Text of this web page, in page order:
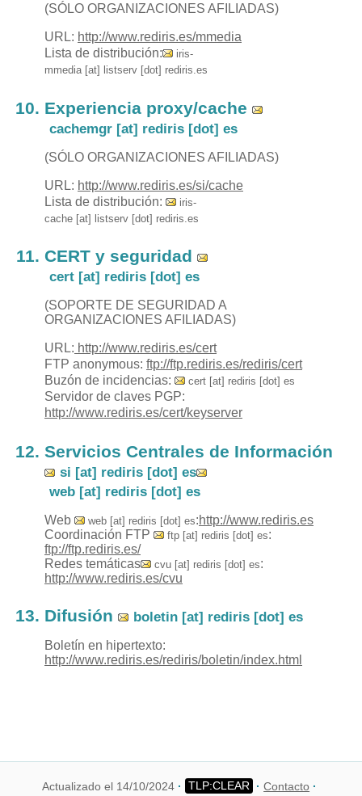
(SÓLO ORGANIZACIONES AFILIADAS)
URL: http://www.rediris.es/mmedia
Lista de distribución:
iris-
mmedia [at] listserv [dot] rediris.es
Experiencia proxy/cache
cachemgr [at] rediris [dot] es
(SÓLO ORGANIZACIONES AFILIADAS)
URL: http://www.rediris.es/si/cache
Lista de distribución:
iris-
cache [at] listserv [dot] rediris.es
CERT y seguridad
cert [at] rediris [dot] es
(SOPORTE DE SEGURIDAD A
ORGANIZACIONES AFILIADAS)
URL: http://www.rediris.es/cert
FTP anonymous: ftp://ftp.rediris.es/rediris/cert
Buzón de incidencias:
cert [at] rediris [dot] es
Servidor de claves PGP:
http://www.rediris.es/cert/keyserver
Servicios Centrales de Información
si [at] rediris [dot] es
web [at] rediris [dot] es
Web web [at] rediris [dot] es:http://www.rediris.es
Coordinación FTP
ftp [at] rediris [dot] es:
ftp://ftp.rediris.es/
Redes temáticas
cvu [at] rediris [dot] es:
http://www.rediris.es/cvu
Difusión boletin [at] rediris [dot] es
Boletín en hipertexto:
http://www.rediris.es/rediris/boletin/index.html
Actualizado el 14/10/2024 Contacto